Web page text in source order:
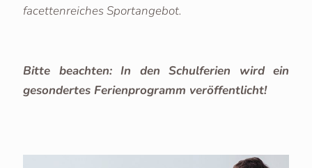
facettenreiches Sportangebot.
Bitte beachten: In den Schulferien wird ein
gesondertes Ferienprogramm veröffentlicht!